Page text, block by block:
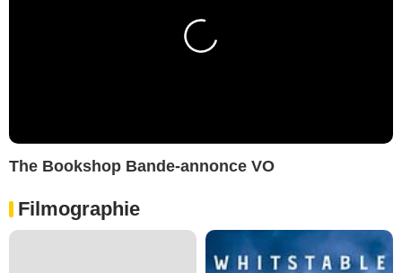
The Bookshop Bande-annonce VO
Filmographie